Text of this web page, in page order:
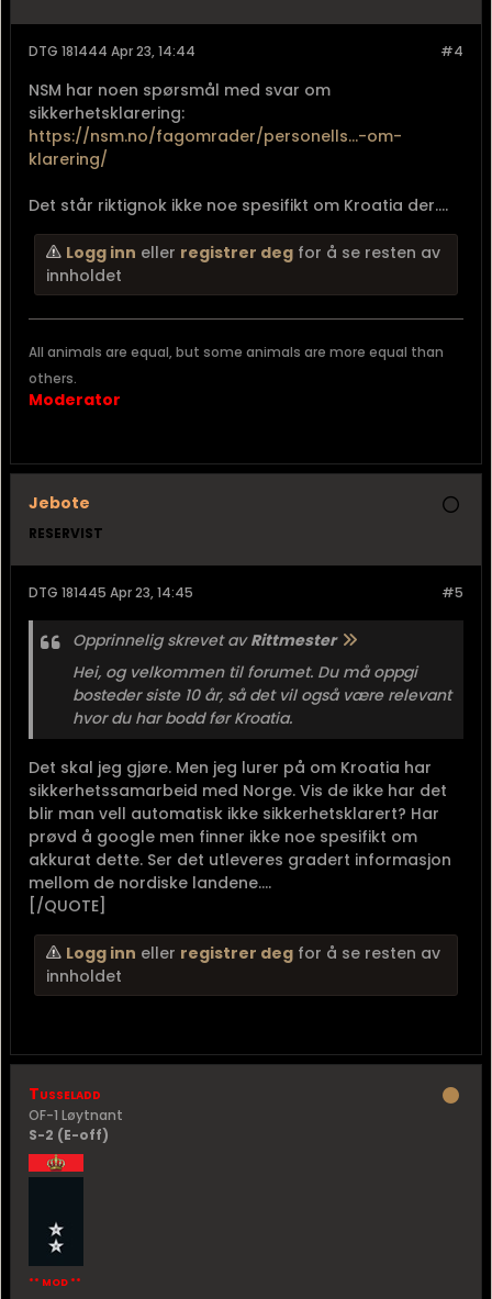
#4
DTG 181444 Apr 23, 14:44
NSM har noen spørsmål med svar om
sikkerhetsklarering:
https://nsm.no/fagomrader/personells...-om-
klarering/
Det står riktignok ikke noe spesifikt om Kroatia der....
Logg inn eller registrer deg for å se resten av
innholdet
All animals are equal, but some animals are more equal than
others.
Moderator
Jebote
RESERVIST
#5
DTG 181445 Apr 23, 14:45
Opprinnelig skrevet avRittmester
Hei, og velkommen til forumet. Du må oppgi
bosteder siste 10 år, så det vil også være relevant
hvor du har bodd før Kroatia.
Det skal jeg gjøre. Men jeg lurer på om Kroatia har
sikkerhetssamarbeid med Norge. Vis de ikke har det
blir man vell automatisk ikke sikkerhetsklarert? Har
prøvd å google men finner ikke noe spesifikt om
akkurat dette. Ser det utleveres gradert informasjon
mellom de nordiske landene....
[/QUOTE]
Logg inn eller registrer deg for å se resten av
innholdet
Tusseladd
OF-1 Løytnant
S-2 (E-off)
** MOD **